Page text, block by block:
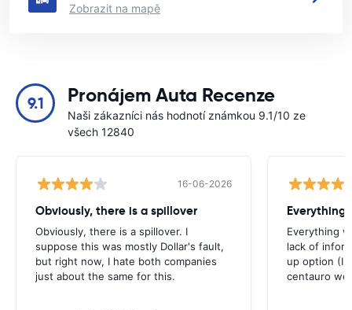
Zobrazit na mapě
9.1 Pronájem Auta Recenze
Naši zákazníci nás hodnotí známkou 9.1/10 ze
všech 12840
16-06-2026
Obviously, there is a spillover
Obviously, there is a spillover. I
suppose this was mostly Dollar's fault,
but right now, I hate both companies
just about the same for this.
Everything
Everything
lack of
up option (I
centauro